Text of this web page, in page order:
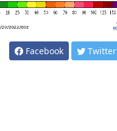
Facebook Twitter